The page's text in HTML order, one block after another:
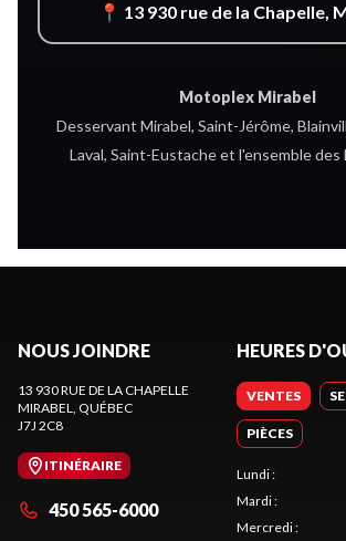
📍 13 930 rue de la Chapelle,
Motoplex Mirabel
Desservant Mirabel, Saint-Jérôme,
Laval, Saint-Eustache et l'ensemble
NOUS JOINDRE
13 930 RUE DE LA CHAPELLE
MIRABEL, QUÉBEC
J7J 2C8
ITINÉRAIRE
450 565-6000
HEURES
VENTES
PIÈCES
Lundi:
Mardi:
Mercredi: